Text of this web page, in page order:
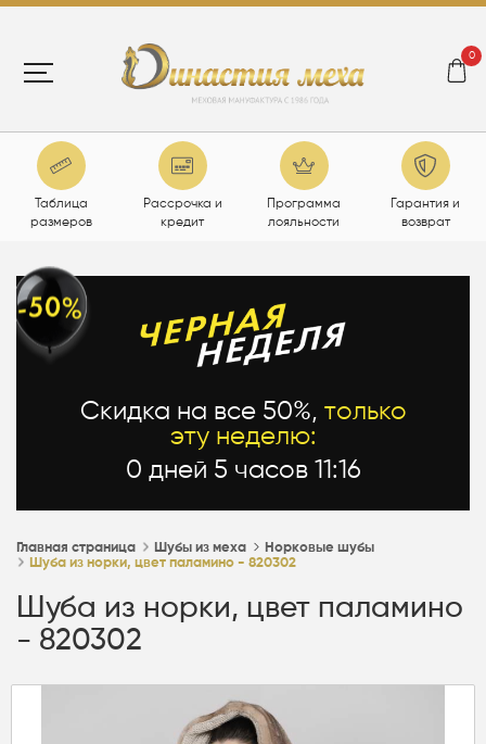
0
Таблица
размеров
Рассрочка и
кредит
Программа
лояльности
Гарантия и
возврат
Скидка на все 50%, только
эту неделю:
0 дней 5 часов 11:15
Главная страница Шубы из меха
Норковые шубы
Шуба из норки, цвет паламино - 820302
Шуба из норки, цвет паламино
- 820302